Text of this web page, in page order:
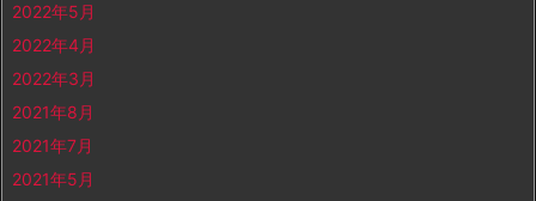
2022年5月
2022年4月
2022年3月
2021年8月
2021年7月
2021年5月